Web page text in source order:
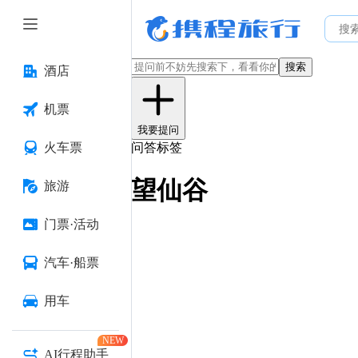
酒店
机票
火车票
旅游
门票·活动
汽车·船票
用车
AI行程助手
NEW
搜索
我要提问
问答标签
望仙谷